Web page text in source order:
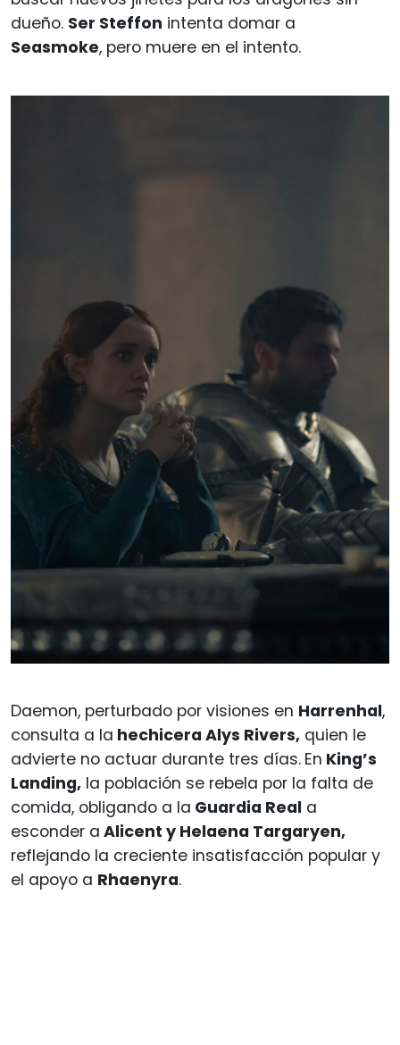
dueño. Ser Steffon intenta domar a
Seasmoke, pero muere en el intento.
Daemon, perturbado por visiones en Harrenhal,
consulta a la hechicera Alys Rivers, quien le
advierte no actuar durante tres días. En King’s
Landing, la población se rebela por la falta de
comida, obligando a la Guardia Real a
esconder a Alicent y Helaena Targaryen,
reflejando la creciente insatisfacción popular y
el apoyo a Rhaenyra.